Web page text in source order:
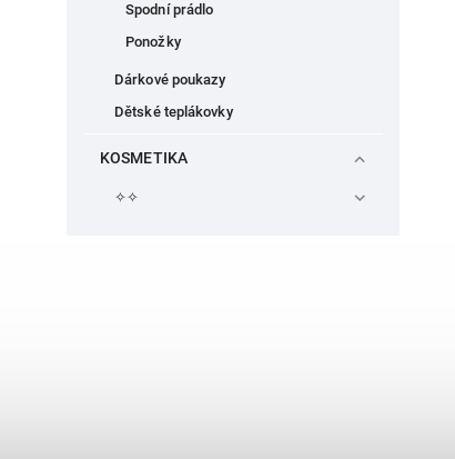
Spodní prádlo
Ponožky
Dárkové poukazy
Dětské teplákovky
KOSMETIKA
✧✧